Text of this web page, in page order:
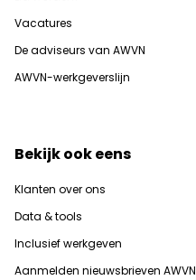
Vacatures
De adviseurs van AWVN
AWVN-werkgeverslijn
Bekijk ook eens
Klanten over ons
Data & tools
Inclusief werkgeven
Aanmelden nieuwsbrieven AWVN